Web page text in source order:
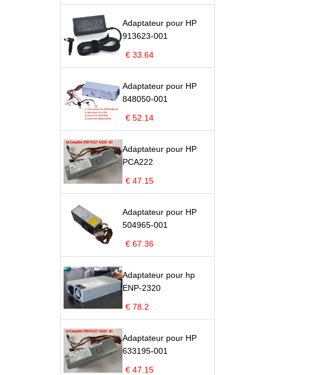
Adaptateur pour HP
913623-001
€ 33.64
Adaptateur pour HP
848050-001
€ 52.14
Adaptateur pour HP
PCA222
€ 47.15
Adaptateur pour HP
504965-001
€ 67.36
Adaptateur pour hp
ENP-2320
€ 78.2
Adaptateur pour HP
633195-001
€ 47.15